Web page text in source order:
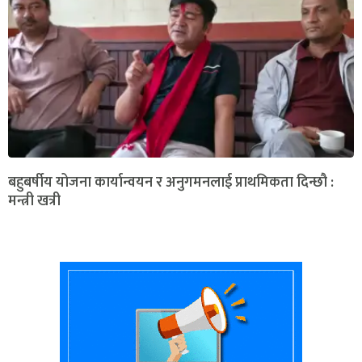
बहुबर्षीय योजना कार्यान्वयन र अनुगमनलाई प्राथमिकता दिन्छौ :
मन्त्री खत्री